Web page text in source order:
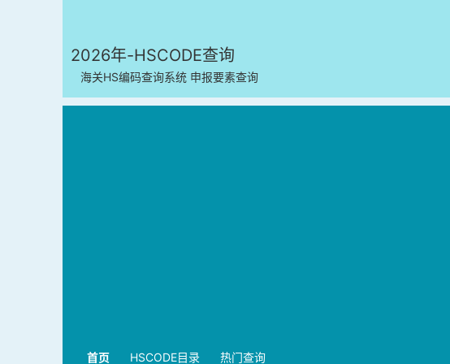
2026年-HSCODE查询
海关HS编码查询系统 申报要素查询
首页 HSCODE目录 热门查询